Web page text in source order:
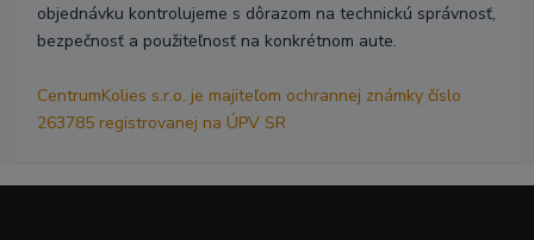
objednávku kontrolujeme s dôrazom na technickú správnosť,
bezpečnosť a použiteľnosť na konkrétnom aute.
CentrumKolies s.r.o. je majiteľom ochrannej známky číslo
263785 registrovanej na ÚPV SR